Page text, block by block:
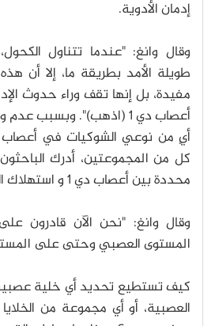
إدمان الأدوية.
وقال وانغ: "عندما تتناول
طويلة الأمد بطريقة ما، إلا أن
مفيدة، بل إنها تقف وراء حدوث
أعصاب دي 1 (اذهب)".
كل من المجموعتين، أدرك
محددة بين أعصاب دي 1 و استهلاك الكحول.
وقال وانغ: "نحن الآن قادرون
المستوى العصبي وحتى على
كيف تستطيع تحديد أي خلية
العصبية، أو أي مجموعة من